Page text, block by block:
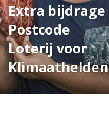
Extra bijdrage
Postcode
Loterij voor
Klimaathelden